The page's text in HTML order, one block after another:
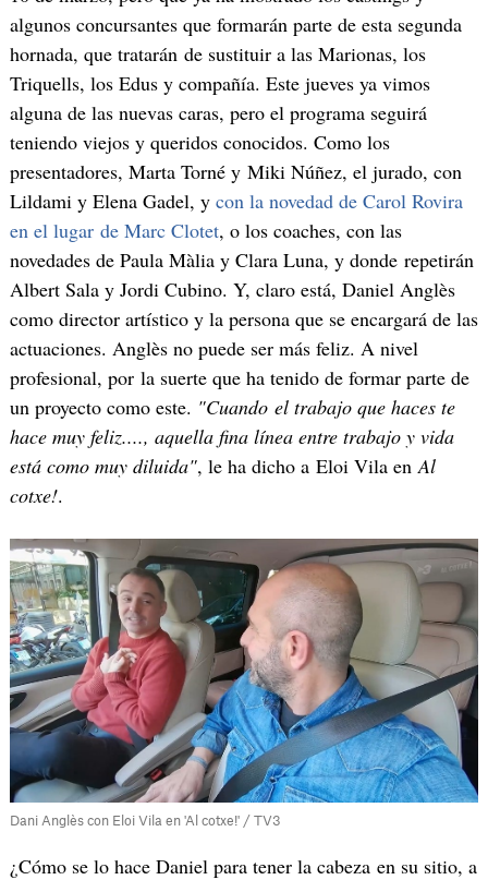
algunos concursantes que formarán parte de esta segunda
hornada, que tratarán de sustituir a las Marionas, los
Triquells, los Edus y compañía. Este jueves ya vimos
alguna de las nuevas caras, pero el programa seguirá
teniendo viejos y queridos conocidos. Como los
presentadores, Marta Torné y Miki Núñez, el jurado, con
Lildami y Elena Gadel, y con la novedad de Carol Rovira
en el lugar de Marc Clotet, o los coaches, con las
novedades de Paula Màlia y Clara Luna, y donde repetirán
Albert Sala y Jordi Cubino. Y, claro está, Daniel Anglès
como director artístico y la persona que se encargará de las
actuaciones. Anglès no puede ser más feliz. A nivel
profesional, por la suerte que ha tenido de formar parte de
un proyecto como este. "Cuando el trabajo que haces te
hace muy feliz...., aquella fina línea entre trabajo y vida
está como muy diluida", le ha dicho a Eloi Vila en Al
cotxe!.
Dani Anglès con Eloi Vila en 'Al cotxe!' / TV3
¿Cómo se lo hace Daniel para tener la cabeza en su sitio, a